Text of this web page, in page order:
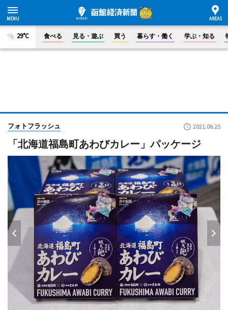
29°C 食べる 見る・遊ぶ 買う 暮らす・働く 学ぶ・知る
フォトフラッシュ 2021.06.25
「北海道福島町あわびカレー」パッケージ